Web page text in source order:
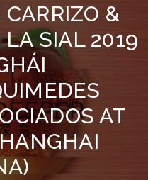
&
SIAL 2019
AT